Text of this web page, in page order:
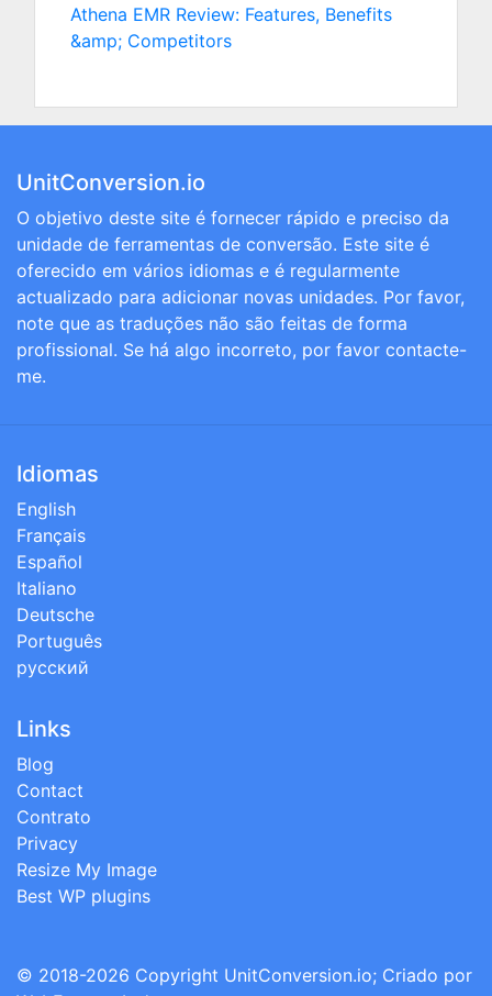
Athena EMR Review: Features, Benefits
&amp; Competitors
UnitConversion.io
O objetivo deste site é fornecer rápido e preciso da
unidade de ferramentas de conversão. Este site é
oferecido em vários idiomas e é regularmente
actualizado para adicionar novas unidades. Por favor,
note que as traduções não são feitas de forma
profissional. Se há algo incorreto, por favor contacte-
me.
Idiomas
English
Français
Español
Italiano
Deutsche
Português
русский
Links
Blog
Contact
Contrato
Privacy
Resize My Image
Best WP plugins
© 2018-2026 Copyright UnitConversion.io; Criado por